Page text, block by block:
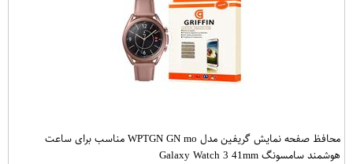
محافظ صفحه نمایش گریفین مدل WPTGN GN mo مناسب برای ساعت
هوشمند سامسونگ Galaxy Watch 3 41mm